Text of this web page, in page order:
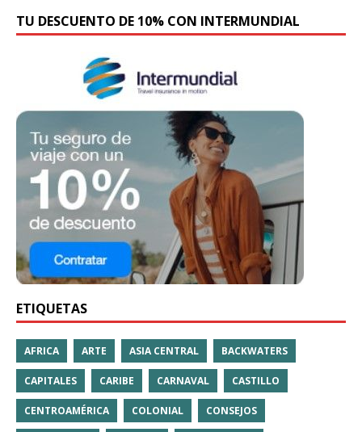
TU DESCUENTO DE 10% CON INTERMUNDIAL
ETIQUETAS
AFRICA ARTE ASIA CENTRAL BACKWATERS
CAPITALES CARIBE CARNAVAL CASTILLO
CENTROAMÉRICA COLONIAL CONSEJOS